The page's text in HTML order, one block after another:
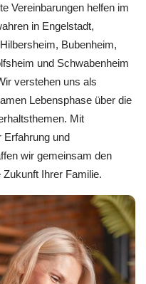
Vereinbarungen helfen im
in Engelstadt,
Bubenheim,
und Schwabenheim
verstehen uns als
Lebensphase über die
Mit
Erfahrung und
wir gemeinsam den
Ihrer Familie.